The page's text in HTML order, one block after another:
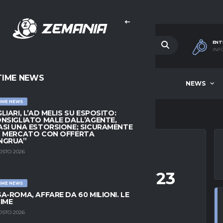
NEWS
NEWS
NEWS
L’AD MELIS SU ESPOSITO:
MALE DALL’AGENTE,
UNA ESTORSIONE; SICURAMENTE
MERCATO CON OFFERTA
2026
NEWS
ROMA, AFFARE DA 60 MILIONI. LE
2026
VS JUVENTUS U23